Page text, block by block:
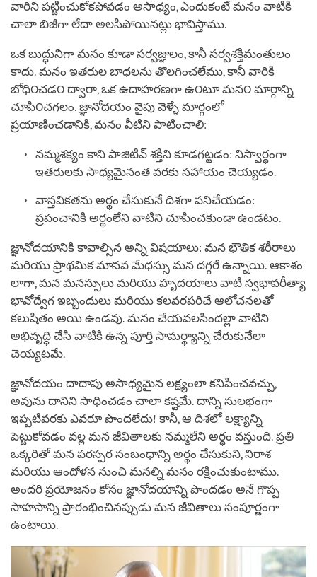
వారిని పట్టించుకోకపోవడం అసాధ్యం, ఎందుకంటే మనం వాటికి
చాలా బిజీగా లేదా అలసిపోయినట్లు భావిస్తాము.
ఒక బుద్ధునిగా మనం కూడా సర్వజ్ఞులం, కానీ సర్వశక్తిమంతులం
కాదు. మనం ఇతరుల బాధలను తొలగించలేము, కానీ వారికి
బోధి౦చడ౦ ద్వారా, ఒక ఉదాహరణగా ఉ౦టూ మన౦ మార్గాన్ని
చూపి౦చగలం. జ్ఞానోదయం వైపు వెళ్ళే మార్గంలో
ప్రయాణించడానికి, మనం వీటిని పాటించాలి:
నమ్మశక్యం కాని పాజిటివ్ శక్తిని కూడగట్టడం: నిస్వార్థంగా
ఇతరులకు సాధ్యమైనంత వరకు సహాయం చెయ్యడం.
వాస్తవికతను అర్థం చేసుకునే దిశగా పనిచేయడం:
ప్రపంచానికి అర్థంలేని వాటిని చూపించకుండా ఉండటం.
జ్ఞానోదయానికి కావాల్సిన అన్ని విషయాలు: మన భౌతిక శరీరాలు
మరియు ప్రాథమిక మానవ మేధస్సు మన దగ్గరే ఉన్నాయి. ఆకాశం
లాగా, మన మనస్సులు మరియు హృదయాలు వాటి స్వభావరీత్యా
భావోద్వేగ ఇబ్బందులు మరియు కలవరపరిచే ఆలోచనలతో
కలుషితం అయి ఉండవు. మనం చేయవలసిందల్లా వాటిని
అభివృద్ధి చేసి వాటికి ఉన్న పూర్తి సామర్థ్యాన్ని చేరుకునేలా
చెయ్యటమే.
జ్ఞానోదయం దాదాపు అసాధ్యమైన లక్ష్యంలా కనిపించవచ్చు,
అవును దానిని సాధించడం చాలా కష్టమే. దాన్ని సులభంగా
ఇప్పటివరకు ఎవరూ పొందలేదు! కానీ, ఆ దిశలో లక్ష్యాన్ని
పెట్టుకోవడం వల్ల మన జీవితాలకు నమ్మలేని అర్ధం వస్తుంది. ప్రతి
ఒక్కరితో మన పరస్పర సంబంధాన్ని అర్థం చేసుకుని, నిరాశ
మరియు ఆందోళన నుంచి మనల్ని మనం రక్షించుకుంటాము.
అందరి ప్రయోజనం కోసం జ్ఞానోదయాన్ని పొందడం అనే గొప్ప
సాహసాన్ని ప్రారంభించినప్పుడు మన జీవితాలు సంపూర్ణంగా
ఉంటాయి.